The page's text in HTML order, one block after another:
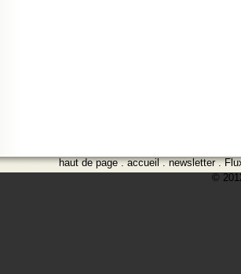
haut de page.accueil.newsletter.
©